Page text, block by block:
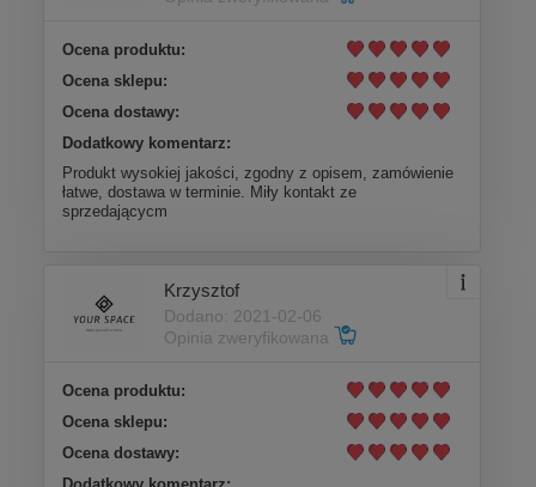
Ocena produktu:
Ocena sklepu:
Ocena dostawy:
Dodatkowy komentarz:
Produkt wysokiej jakości, zgodny z opisem, zamówienie
łatwe, dostawa w terminie. Miły kontakt ze
sprzedającycm
Krzysztof
Dodano: 2021-02-06
Opinia zweryfikowana
Ocena produktu:
Ocena sklepu:
Ocena dostawy: